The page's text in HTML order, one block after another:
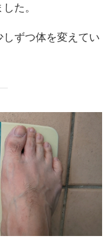
た。
ずつ体を変えてい